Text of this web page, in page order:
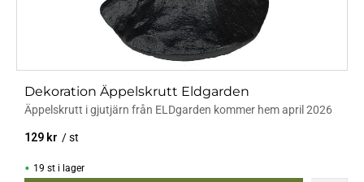
Dekoration Äppelskrutt Eldgarden
Äppelskrutt i gjutjärn från ELDgarden kommer hem april 2026
129 kr /st
19 st i lager